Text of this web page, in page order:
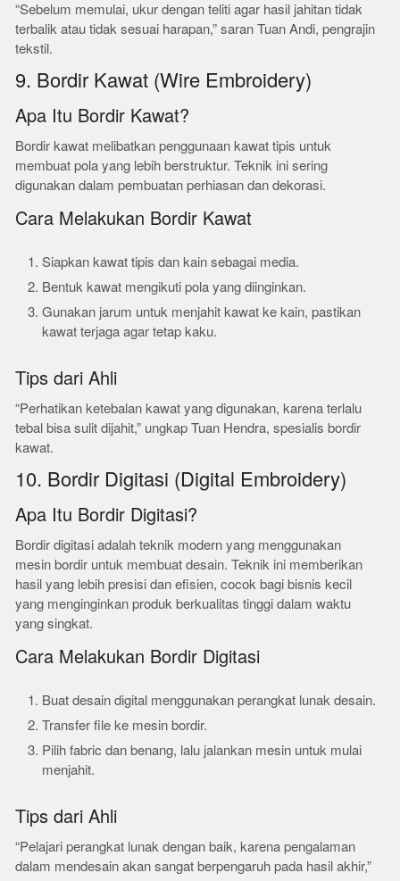
“Sebelum memulai, ukur dengan teliti agar hasil jahitan tidak
terbalik atau tidak sesuai harapan,” saran Tuan Andi, pengrajin
tekstil.
9. Bordir Kawat (Wire Embroidery)
Apa Itu Bordir Kawat?
Bordir kawat melibatkan penggunaan kawat tipis untuk
membuat pola yang lebih berstruktur. Teknik ini sering
digunakan dalam pembuatan perhiasan dan dekorasi.
Cara Melakukan Bordir Kawat
Siapkan kawat tipis dan kain sebagai media.
Bentuk kawat mengikuti pola yang diinginkan.
Gunakan jarum untuk menjahit kawat ke kain, pastikan
kawat terjaga agar tetap kaku.
Tips dari Ahli
“Perhatikan ketebalan kawat yang digunakan, karena terlalu
tebal bisa sulit dijahit,” ungkap Tuan Hendra, spesialis bordir
kawat.
10. Bordir Digitasi (Digital Embroidery)
Apa Itu Bordir Digitasi?
Bordir digitasi adalah teknik modern yang menggunakan
mesin bordir untuk membuat desain. Teknik ini memberikan
hasil yang lebih presisi dan efisien, cocok bagi bisnis kecil
yang menginginkan produk berkualitas tinggi dalam waktu
yang singkat.
Cara Melakukan Bordir Digitasi
Buat desain digital menggunakan perangkat lunak desain.
Transfer file ke mesin bordir.
Pilih fabric dan benang, lalu jalankan mesin untuk mulai
menjahit.
Tips dari Ahli
“Pelajari perangkat lunak dengan baik, karena pengalaman
dalam mendesain akan sangat berpengaruh pada hasil akhir,”